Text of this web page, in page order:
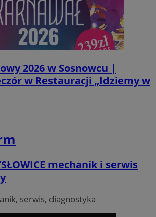
2026 w Sosnowcu |
w Restauracji „Idziemy w
mechanik i serwis
serwis, diagnostyka